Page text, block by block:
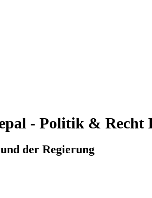
- Politik & Recht
der Regierung